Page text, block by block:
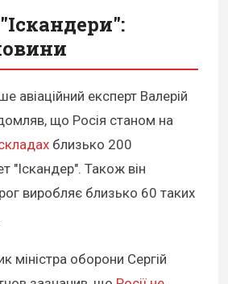
авіаційний експерт Валерій
що Росія станом на
близько 200
"Іскандер". Також він
виробляє близько 60 таких
міністра оборони Сергій